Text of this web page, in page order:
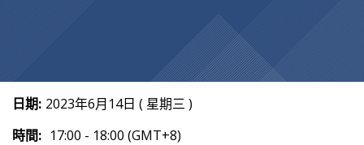
日期: 2023年6月14日 ( 星期三 )
時間: 17:00 - 18:00 (GMT+8)